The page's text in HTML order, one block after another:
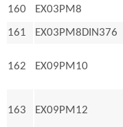
160
EX03PM8
161
EX03PM8DIN376
162 EX09PM10
163 EX09PM12